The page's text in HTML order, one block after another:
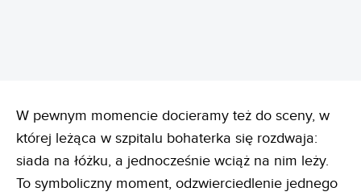
W pewnym momencie docieramy też do sceny, w
której leżąca w szpitalu bohaterka się rozdwaja:
siada na łóżku, a jednocześnie wciąż na nim leży.
To symboliczny moment, odzwierciedlenie jednego